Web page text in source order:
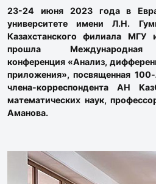
23-24 июня 2023 года в
университете имени Л.Н.
Казахстанского филиала
прошла Международная
конференция «Анализ,
приложения», посвященная
члена-корреспондента АН
математических наук,
Аманова.